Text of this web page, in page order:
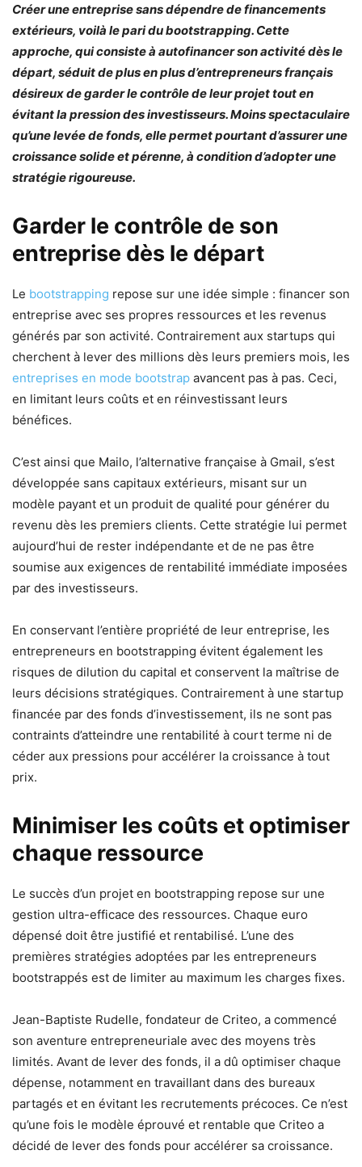
Créer une entreprise sans dépendre de financements
extérieurs, voilà le pari du bootstrapping. Cette
approche, qui consiste à autofinancer son activité dès le
départ, séduit de plus en plus d’entrepreneurs français
désireux de garder le contrôle de leur projet tout en
évitant la pression des investisseurs. Moins spectaculaire
qu’une levée de fonds, elle permet pourtant d’assurer une
croissance solide et pérenne, à condition d’adopter une
stratégie rigoureuse.
Garder le contrôle de son
entreprise dès le départ
Le bootstrapping repose sur une idée simple : financer son
entreprise avec ses propres ressources et les revenus
générés par son activité. Contrairement aux startups qui
cherchent à lever des millions dès leurs premiers mois, les
entreprises en mode bootstrap avancent pas à pas. Ceci,
en limitant leurs coûts et en réinvestissant leurs
bénéfices.
C’est ainsi que Mailo, l’alternative française à Gmail, s’est
développée sans capitaux extérieurs, misant sur un
modèle payant et un produit de qualité pour générer du
revenu dès les premiers clients. Cette stratégie lui permet
aujourd’hui de rester indépendante et de ne pas être
soumise aux exigences de rentabilité immédiate imposées
par des investisseurs.
En conservant l’entière propriété de leur entreprise, les
entrepreneurs en bootstrapping évitent également les
risques de dilution du capital et conservent la maîtrise de
leurs décisions stratégiques. Contrairement à une startup
financée par des fonds d’investissement, ils ne sont pas
contraints d’atteindre une rentabilité à court terme ni de
céder aux pressions pour accélérer la croissance à tout
prix.
Minimiser les coûts et optimiser
chaque ressource
Le succès d’un projet en bootstrapping repose sur une
gestion ultra-efficace des ressources. Chaque euro
dépensé doit être justifié et rentabilisé. L’une des
premières stratégies adoptées par les entrepreneurs
bootstrappés est de limiter au maximum les charges fixes.
Jean-Baptiste Rudelle, fondateur de Criteo, a commencé
son aventure entrepreneuriale avec des moyens très
limités. Avant de lever des fonds, il a dû optimiser chaque
dépense, notamment en travaillant dans des bureaux
partagés et en évitant les recrutements précoces. Ce n’est
qu’une fois le modèle éprouvé et rentable que Criteo a
décidé de lever des fonds pour accélérer sa croissance.